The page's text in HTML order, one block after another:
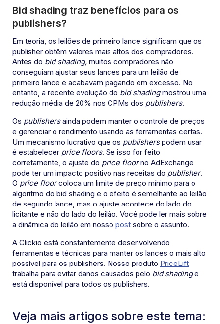
Bid shading traz benefícios para os
publishers?
Em teoria, os leilões de primeiro lance significam que os
publisher obtêm valores mais altos dos compradores.
Antes do bid shading, muitos compradores não
conseguiam ajustar seus lances para um leilão de
primeiro lance e acabavam pagando em excesso. No
entanto, a recente evolução do bid shadingmostrou uma
redução média de 20% nos CPMs dos publishers.
Os publishersainda podem manter o controle de preços
e gerenciar o rendimento usando as ferramentas certas.
Um mecanismo lucrativo que os publisherspodem usar
é estabelecer price floors. Se isso for feito
corretamente, o ajuste do price floorno AdExchange
pode ter um impacto positivo nas receitas do publisher.
O price floorcoloca um limite de preço mínimo para o
algoritmo do bid shading e o efeito é semelhante ao leilão
de segundo lance, mas o ajuste acontece do lado do
licitante e não do lado do leilão. Você pode ler mais sobre
a dinâmica do leilão em nosso post sobre o assunto.
A Clickio está constantemente desenvolvendo
ferramentas e técnicas para manter os lances o mais alto
possível para os publishers. Nosso produto PriceLift
trabalha para evitar danos causados pelo bid shadinge
está disponível para todos os publishers.
Veja mais artigos sobre este tema: